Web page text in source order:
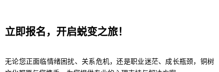
立即报名，开启蜕变之旅！
无论您正面临情绪困扰、关系危机，还是职业迷茫、成长瓶颈，铜树